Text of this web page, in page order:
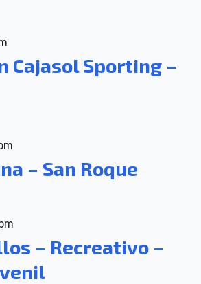
Cajasol Sporting –
– San Roque
– Recreativo –